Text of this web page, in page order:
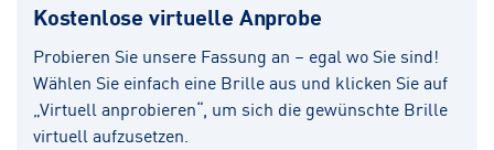
Kostenlose virtuelle Anprobe
Probieren Sie unsere Fassung an – egal wo Sie sind!
Wählen Sie einfach eine Brille aus und klicken Sie auf
„Virtuell anprobieren“, um sich die gewünschte Brille
virtuell aufzusetzen.